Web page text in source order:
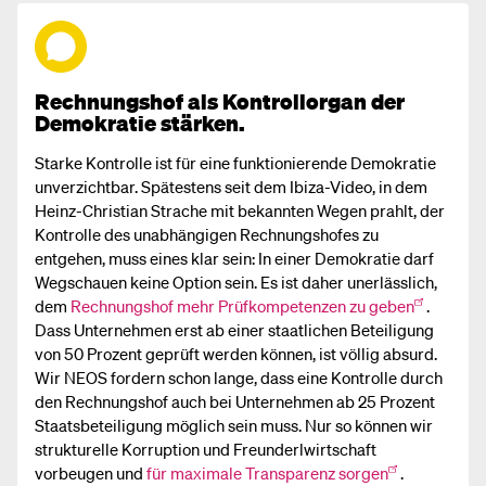
Rechnungshof als Kontrollorgan der
Demokratie stärken.
Starke Kontrolle ist für eine funktionierende Demokratie
unverzichtbar. Spätestens seit dem Ibiza-Video, in dem
Heinz-Christian Strache mit bekannten Wegen prahlt, der
Kontrolle des unabhängigen Rechnungshofes zu
entgehen, muss eines klar sein: In einer Demokratie darf
Wegschauen keine Option sein. Es ist daher unerlässlich,
dem Rechnungshof mehr Prüfkompetenzen zu geben .
Dass Unternehmen erst ab einer staatlichen Beteiligung
von 50 Prozent geprüft werden können, ist völlig absurd.
Wir NEOS fordern schon lange, dass eine Kontrolle durch
den Rechnungshof auch bei Unternehmen ab 25 Prozent
Staatsbeteiligung möglich sein muss. Nur so können wir
strukturelle Korruption und Freunderlwirtschaft
vorbeugen und für maximale Transparenz sorgen .